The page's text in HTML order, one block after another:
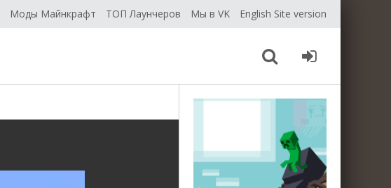
Моды Майнкрафт ТОП Лаунчеров Мы в VK English Site version